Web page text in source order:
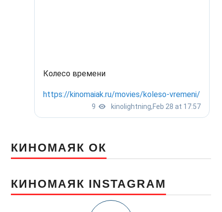
КИНОМАЯК ОК
КИНОМАЯК INSTAGRAM